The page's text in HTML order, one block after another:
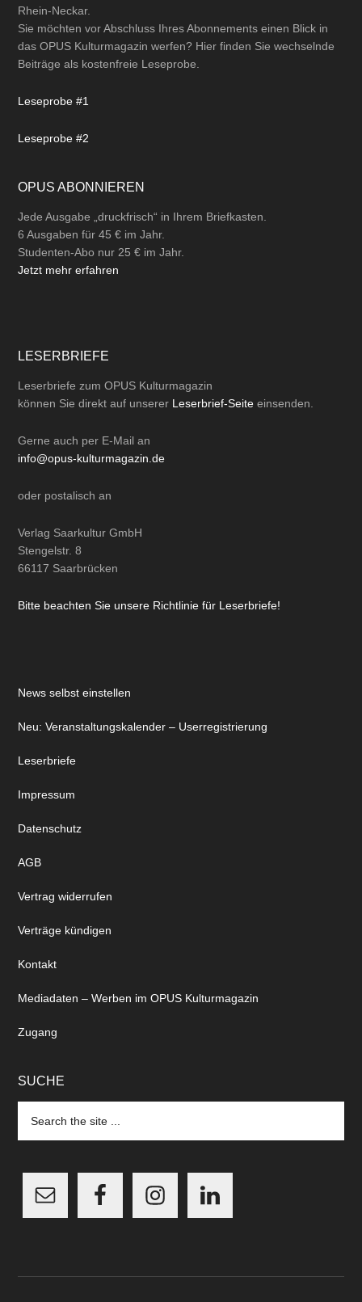
Rhein-Neckar.
Sie möchten vor Abschluss Ihres Abonnements einen Blick in
das OPUS Kulturmagazin werfen? Hier finden Sie wechselnde
Beiträge als kostenfreie Leseprobe.
Leseprobe #1
Leseprobe #2
OPUS ABONNIEREN
Jede Ausgabe „druckfrisch“ in Ihrem Briefkasten.
6 Ausgaben für 45 € im Jahr.
Studenten-Abo nur 25 € im Jahr.
Jetzt mehr erfahren
LESERBRIEFE
Leserbriefe zum OPUS Kulturmagazin
können Sie direkt auf unserer Leserbrief-Seite einsenden.
Gerne auch per E-Mail an
info@opus-kulturmagazin.de
oder postalisch an
Verlag Saarkultur GmbH
Stengelstr. 8
66117 Saarbrücken
Bitte beachten Sie unsere Richtlinie für Leserbriefe!
News selbst einstellen
Neu: Veranstaltungskalender – Userregistrierung
Leserbriefe
Impressum
Datenschutz
AGB
Vertrag widerrufen
Verträge kündigen
Kontakt
Mediadaten – Werben im OPUS Kulturmagazin
Zugang
SUCHE
the